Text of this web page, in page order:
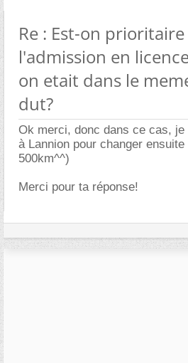
Re : Est-on
l'admission en
on etait dans le
dut?
Ok merci, donc dans ce cas,
à Lannion pour changer
500km^^)
Merci pour ta réponse!